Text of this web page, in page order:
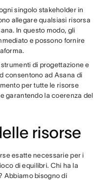
singolo stakeholder in
allegare qualsiasi risorsa
In questo modo, gli
e possono fornire
di progettazione e
consentono ad Asana di
per tutte le risorse
garantendo la coerenza del
risorse
esatte necessarie per i
di equilibri. Chi ha la
Abbiamo bisogno di